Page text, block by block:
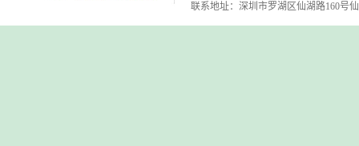
联系地址：深圳市罗湖区仙湖路160号